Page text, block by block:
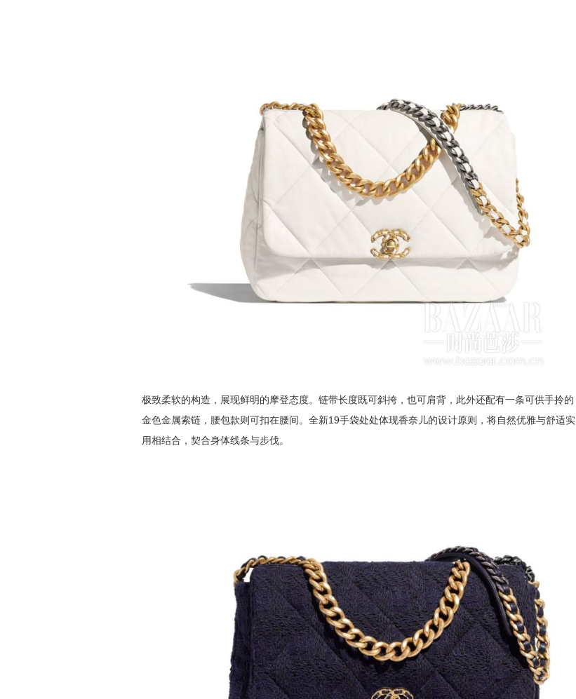
极致柔软的构造，展现鲜明的摩登态度。链带长度既可斜挎，也可肩背，此外还配有一条可供手拎的
金色金属索链，腰包款则可扣在腰间。全新19手袋处处体现香奈儿的设计原则，将自然优雅与舒适实
用相结合，契合身体线条与步伐。